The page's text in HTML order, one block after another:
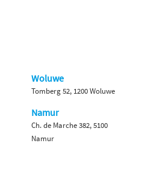
Woluwe
Tomberg 52, 1200 Woluwe
Namur
Ch. de Marche 382, 5100
Namur